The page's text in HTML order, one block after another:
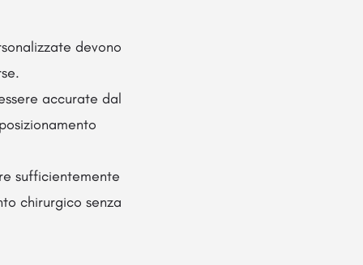
devono
accurate dal
sufficientemente
chirurgico senza